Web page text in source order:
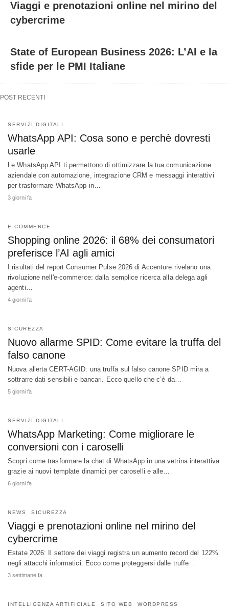
Viaggi e prenotazioni online nel mirino del
cybercrime
State of European Business 2026: L’AI e la
sfide per le PMI Italiane
POST RECENTI
SERVIZI DIGITALI
WhatsApp API: Cosa sono e perchè dovresti
usarle
Le WhatsApp API ti permettono di ottimizzare la tua comunicazione
aziendale con automazione, integrazione CRM e messaggi interattivi
per trasformare WhatsApp in…
3 giorni fa
E-COMMERCE
Shopping online 2026: il 68% dei consumatori
preferisce l’AI agli amici
I risultati del report Consumer Pulse 2026 di Accenture rivelano una
rivoluzione nell'e-commerce: dalla semplice ricerca alla delega agli
agenti…
4 giorni fa
SICUREZZA
Nuovo allarme SPID: Come evitare la truffa del
falso canone
Nuova allerta CERT-AGID: una truffa sul falso canone SPID mira a
sottrarre dati sensibili e bancari. Ecco quello che c’è da…
5 giorni fa
SERVIZI DIGITALI
WhatsApp Marketing: Come migliorare le
conversioni con i caroselli
Scopri come trasformare la chat di WhatsApp in una vetrina interattiva
grazie ai nuovi template dinamici per caroselli e alle…
6 giorni fa
NEWS SICUREZZA
Viaggi e prenotazioni online nel mirino del
cybercrime
Estate 2026: Il settore dei viaggi registra un aumento record del 122%
negli attacchi informatici. Ecco come proteggersi dalle truffe…
3 settimane fa
INTELLIGENZA ARTIFICIALE SITO WEB WORDPRESS